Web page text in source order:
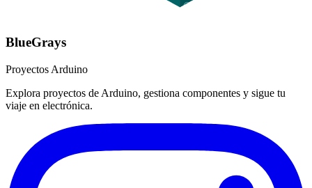
BlueGrays
Proyectos Arduino
Explora proyectos de Arduino, gestiona componentes y sigue tu
viaje en electrónica.